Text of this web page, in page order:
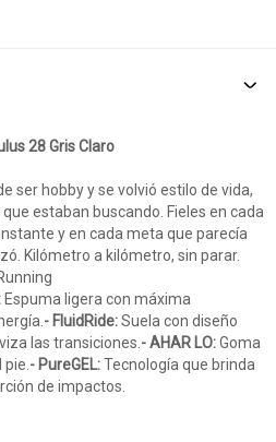
28 Gris Claro
ser hobby y se volvió estilo de vida,
estaban buscando. Fieles en cada
y en cada meta que parecía
Kilómetro a kilómetro, sin parar.
Espuma ligera con máxima
- FluidRide:Suela con diseño
las transiciones.- AHAR LO:Goma
pie.- PureGEL:Tecnología que brinda
de impactos.